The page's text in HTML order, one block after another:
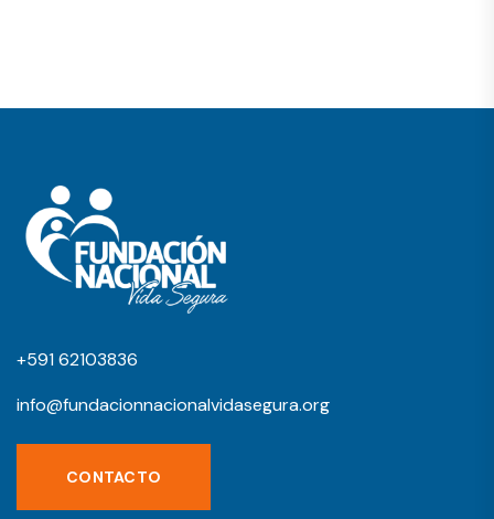
+591 62103836
info@fundacionnacionalvidasegura.org
CONTACTO